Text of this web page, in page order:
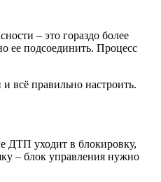
– это гораздо более
ее подсоединить. Процесс
всё правильно настроить.
ДТП уходит в блокировку,
– блок управления нужно